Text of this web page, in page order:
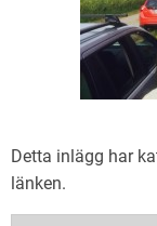
Detta inlägg har
länken.